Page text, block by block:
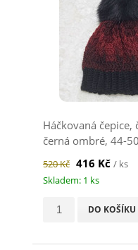
Háčkovaná čepice,
černá ombré, 44-
520 Kč 416 Kč / ks
Skladem: 1 ks
DO KOŠÍKU